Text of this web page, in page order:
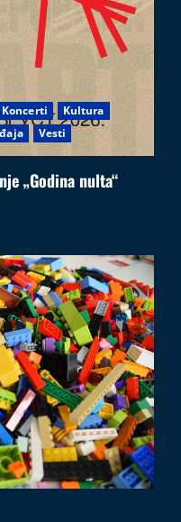
Koncerti
Kultura
Vesti
„Godina nulta“